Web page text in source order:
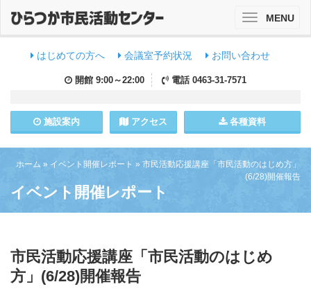
はじめての方へ 会議室予約状況 お問い合わせ
開館 9:00～22:00 電話 0463-31-7571
施設案内 アクセス 各種資料
ToggleMENU
ホーム » イベント開催レポート » 市民活動応援講座「市民活動のはじめ方」
(6/28)開催報告
イベント開催レポート
市民活動応援講座「市民活動のはじめ
方」(6/28)開催報告